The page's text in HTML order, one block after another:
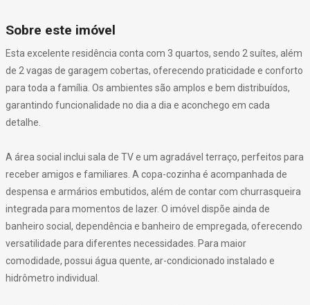
Sobre este imóvel
Esta excelente residência conta com 3 quartos, sendo 2 suítes, além
de 2 vagas de garagem cobertas, oferecendo praticidade e conforto
para toda a família. Os ambientes são amplos e bem distribuídos,
garantindo funcionalidade no dia a dia e aconchego em cada
detalhe.
A área social inclui sala de TV e um agradável terraço, perfeitos para
receber amigos e familiares. A copa-cozinha é acompanhada de
despensa e armários embutidos, além de contar com churrasqueira
integrada para momentos de lazer. O imóvel dispõe ainda de
banheiro social, dependência e banheiro de empregada, oferecendo
versatilidade para diferentes necessidades. Para maior
comodidade, possui água quente, ar-condicionado instalado e
hidrômetro individual.